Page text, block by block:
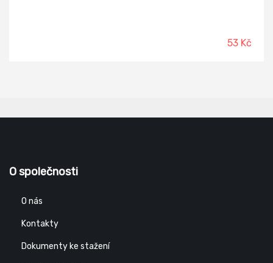
53 Kč
O společnosti
O nás
Kontakty
Dokumenty ke stažení